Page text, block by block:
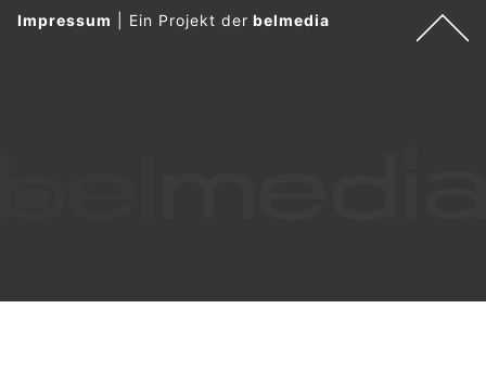
Impressum Ein Projekt derbelmedia